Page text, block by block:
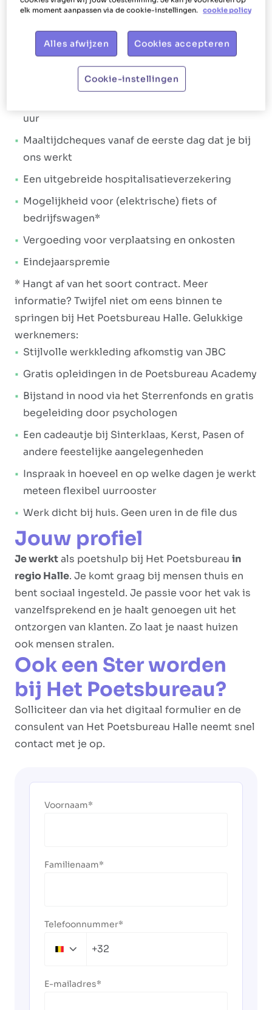
bijstaan en verlonen. Ons doel is dan ook om jou
te laten stralen. Het Poetsbureau Halle geeft je
daarom niet alleen een
aantrekkelijk loonpakket
maar ook tal vanextralegale voordelen
uur
Maaltijdcheques vanaf de eerste dag dat je bij
ons werkt
Een uitgebreide hospitalisatieverzekering
Mogelijkheid voor (elektrische) fiets of
bedrijfswagen*
Vergoeding voor verplaatsing en onkosten
Eindejaarspremie
* Hangt af van het soort contract. Meer
informatie? Twijfel niet om eens binnen te
springen bij Het Poetsbureau Halle. Gelukkige
werknemers:
Stijlvolle werkkleding afkomstig van JBC
Gratis opleidingen in de Poetsbureau Academy
Bijstand in nood via het Sterrenfonds en gratis
begeleiding door psychologen
Een cadeautje bij Sinterklaas, Kerst, Pasen of
andere feestelijke aangelegenheden
Inspraak in hoeveel en op welke dagen je werkt
meteen flexibel uurrooster
Werk dicht bij huis. Geen uren in de file dus
Jouw profiel
Je werktals poetshulp bij Het Poetsbureau in
regio Halle. Je komt graag bij mensen thuis en
bent sociaal ingesteld. Je passie voor het vak is
vanzelfsprekend en je haalt genoegen uit het
ontzorgen van klanten. Zo laat je naast huizen
ook mensen stralen.
Ook een Ster worden
bij Het Poetsbureau?
Solliciteer dan via het digitaal formulier en de
consulent van Het Poetsbureau Halle neemt snel
contact met je op.
Voornaam
Familienaam
Telefoonnummer
Belgium+32
E-mailadres
elk moment aanpassen via de cookie-instellingen. cookie policy
Alles afwijzen Cookies accepteren
Cookie-instellingen